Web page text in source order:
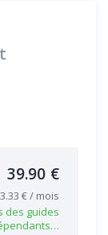
39.90 €
3.33 € / mois
des guides